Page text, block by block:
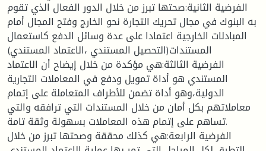
الفرضية الثانية:صحتها تبرز من خلال الدور الفعال الذي تقوم
به البنوك في مجال تحريك التجارة نحو الخارج وفتح المجال أمام
المبادلات الخارجية اعتمادا على عدة وسائل الدفع كاستعمال
المستندات(التحصيل المستندي ،الاعتماد المستندي)
الفرضية الثالثة:هي مؤكدة من خلال إيضاح أن الاعتماد
المستندي هو أداة تمويل ودفع في المعاملات التجارية
الدولية،وهو أداة تضمن للأطراف المتعاملة على إتمام
معاملاتهم بكل أمان من خلال المستندات التي ترافقه والتي
تساهم على إتمام هذه المعاملات بسهولة وثقة تامة.
الفرضية الرابعة:هي كذلك محققة وصحتها تبرز من خلال